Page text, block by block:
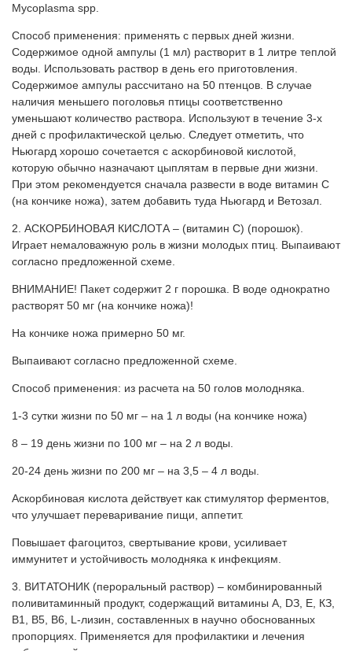
Mycoplasma spp.
Способ применения: применять с первых дней жизни.
Содержимое одной ампулы (1 мл) растворит в 1 литре теплой
воды. Использовать раствор в день его приготовления.
Содержимое ампулы рассчитано на 50 птенцов. В случае
наличия меньшего поголовья птицы соответственно
уменьшают количество раствора. Используют в течение 3-х
дней с профилактической целью. Следует отметить, что
Ньюгард хорошо сочетается с аскорбиновой кислотой,
которую обычно назначают цыплятам в первые дни жизни.
При этом рекомендуется сначала развести в воде витамин С
(на кончике ножа), затем добавить туда Ньюгард и Ветозал.
2. АСКОРБИНОВАЯ КИСЛОТА – (витамин С) (порошок).
Играет немаловажную роль в жизни молодых птиц. Выпаивают
согласно предложенной схеме.
ВНИМАНИЕ! Пакет содержит 2 г порошка. В воде однократно
растворят 50 мг (на кончике ножа)!
На кончике ножа примерно 50 мг.
Выпаивают согласно предложенной схеме.
Способ применения: из расчета на 50 голов молодняка.
1-3 сутки жизни по 50 мг – на 1 л воды (на кончике ножа)
8 – 19 день жизни по 100 мг – на 2 л воды.
20-24 день жизни по 200 мг – на 3,5 – 4 л воды.
Аскорбиновая кислота действует как стимулятор ферментов,
что улучшает переваривание пищи, аппетит.
Повышает фагоцитоз, свертывание крови, усиливает
иммунитет и устойчивость молодняка к инфекциям.
3. ВИТАТОНИК (пероральный раствор) – комбинированный
поливитаминный продукт, содержащий витамины А, DЗ, Е, КЗ,
В1, В5, В6, L-лизин, составленных в научно обоснованных
пропорциях. Применяется для профилактики и лечения